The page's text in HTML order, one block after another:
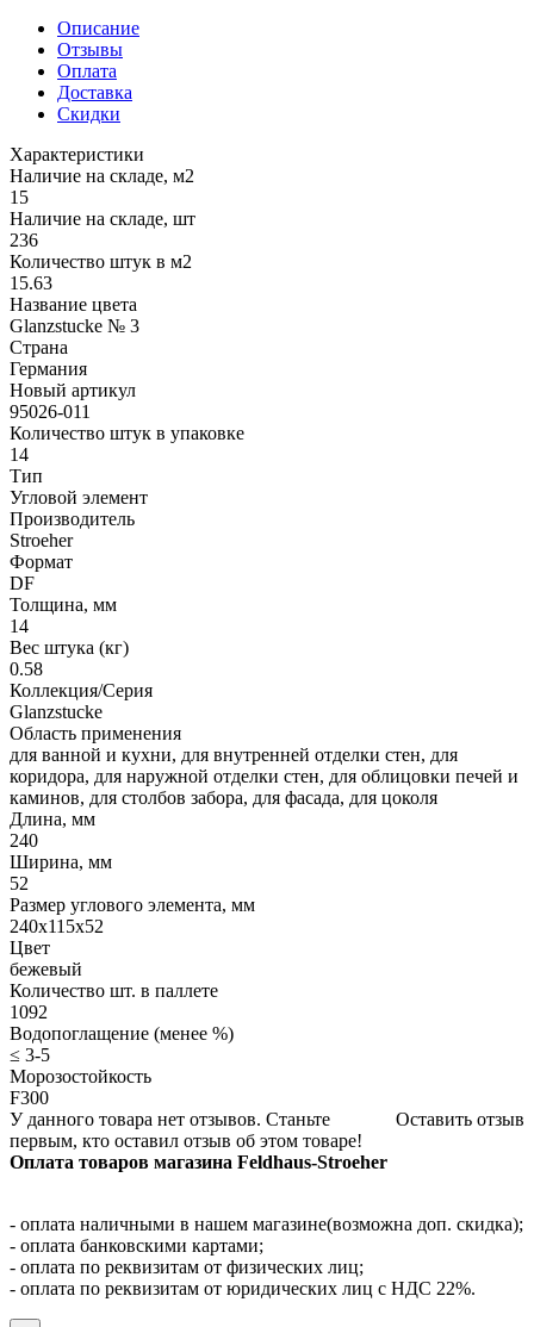
Описание
Отзывы
Оплата
Доставка
Скидки
Характеристики
Наличие на складе, м2
15
Наличие на складе, шт
236
Количество штук в м2
15.63
Название цвета
Glanzstucke № 3
Страна
Германия
Новый артикул
95026-011
Количество штук в упаковке
14
Тип
Угловой элемент
Производитель
Stroeher
Формат
DF
Толщина, мм
14
Вес штука (кг)
0.58
Коллекция/Серия
Glanzstucke
Область применения
для ванной и кухни, для внутренней отделки стен, для
коридора, для наружной отделки стен, для облицовки печей и
каминов, для столбов забора, для фасада, для цоколя
Длина, мм
240
Ширина, мм
52
Размер углового элемента, мм
240x115x52
Цвет
бежевый
Количество шт. в паллете
1092
Водопоглащение (менее %)
≤ 3-5
Морозостойкость
F300
Оставить отзыв
У данного товара нет отзывов. Станьте
первым, кто оставил отзыв об этом товаре!
Оплата товаров магазина Feldhaus-Stroeher
- оплата наличными в нашем магазине(возможна доп. скидка);
- оплата банковскими картами;
- оплата по реквизитам от физических лиц;
- оплата по реквизитам от юридических лиц с НДС 22%.